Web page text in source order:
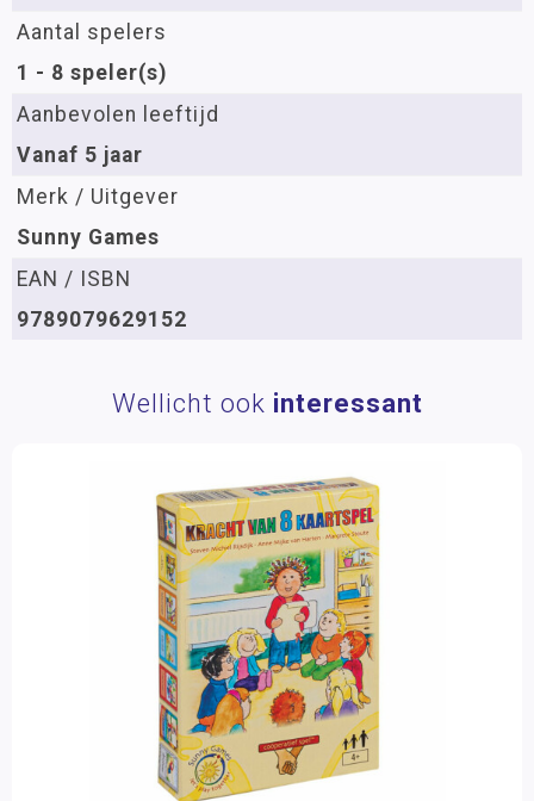
Aantal spelers
1 - 8 speler(s)
Aanbevolen leeftijd
Vanaf 5 jaar
Merk / Uitgever
Sunny Games
EAN / ISBN
9789079629152
Wellicht ook interessant